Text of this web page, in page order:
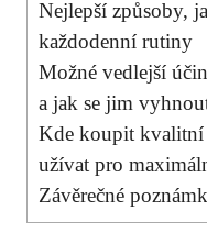
Nejlepší způsoby,
každodenní rutiny
Možné vedlejší
a jak se jim
Kde koupit kvalitní
užívat pro
Závěrečné